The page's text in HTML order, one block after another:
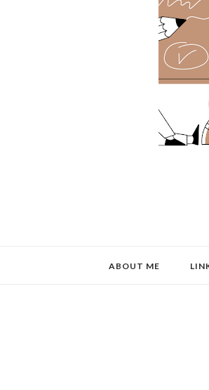
ABOUT ME